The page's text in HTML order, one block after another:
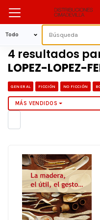
4 resultados
LOPEZ-LOPEZ-
GENERAL FICCIÓN NO FICCIÓN
MÁS VENDIDOS